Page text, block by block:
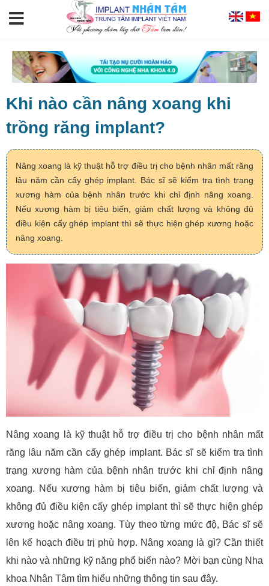
Khi nào cần nâng xoang khi
trồng răng implant?
Nâng xoang là kỹ thuật hỗ trợ điều trị cho bệnh nhân mất răng
lâu năm cần cấy ghép implant. Bác sĩ sẽ kiểm tra tình trạng
xương hàm của bệnh nhân trước khi chỉ định nâng xoang.
Nếu xương hàm bị tiêu biến, giảm chất lượng và không đủ
điều kiện cấy ghép implant thì sẽ thực hiện ghép xương hoặc
nâng xoang.
Nâng xoang là kỹ thuật hỗ trợ điều trị cho bệnh nhân mất
răng lâu năm cần cấy ghép implant. Bác sĩ sẽ kiểm tra tình
trạng xương hàm của bệnh nhân trước khi chỉ định nâng
xoang. Nếu xương hàm bị tiêu biến, giảm chất lượng và
không đủ điều kiện cấy ghép implant thì sẽ thực hiện ghép
xương hoặc nâng xoang. Tùy theo từng mức độ, Bác sĩ sẽ
lên kế hoạch điều trị phù hợp. Nâng xoang là gì? Cần thiết
khi nào và những kỹ năng phổ biến nào? Mời bạn cùng Nha
khoa Nhân Tâm tìm hiểu những thông tin sau đây.